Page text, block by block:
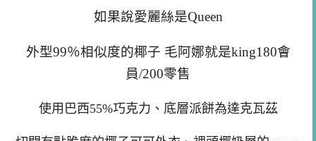
如果說愛麗絲是Queen
外型99％相似度的椰子 毛阿娜就是king180會
員/200零售
使用巴西55%巧克力、底層派餅為達克瓦茲